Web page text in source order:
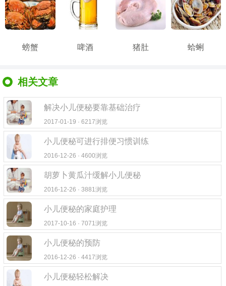
螃蟹 啤酒 猪肚 蛤蜊
相关文章
解决小儿便秘要靠基础治疗
2017-01-19 · 6217浏览
小儿便秘可进行排便习惯训练
2016-12-26 · 4600浏览
胡萝卜黄瓜汁缓解小儿便秘
2016-12-26 · 3881浏览
小儿便秘的家庭护理
2017-10-16 · 7071浏览
小儿便秘的预防
2016-12-26 · 4417浏览
小儿便秘轻松解决